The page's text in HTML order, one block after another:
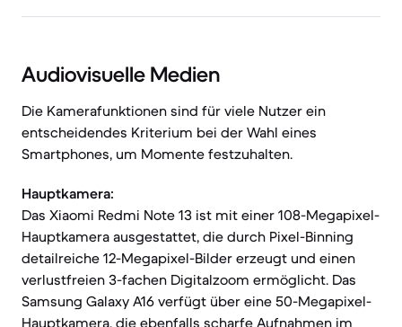
Audiovisuelle Medien
Die Kamerafunktionen sind für viele Nutzer ein
entscheidendes Kriterium bei der Wahl eines
Smartphones, um Momente festzuhalten.
Hauptkamera:
Das Xiaomi Redmi Note 13 ist mit einer 108-Megapixel-
Hauptkamera ausgestattet, die durch Pixel-Binning
detailreiche 12-Megapixel-Bilder erzeugt und einen
verlustfreien 3-fachen Digitalzoom ermöglicht. Das
Samsung Galaxy A16 verfügt über eine 50-Megapixel-
Hauptkamera, die ebenfalls scharfe Aufnahmen im